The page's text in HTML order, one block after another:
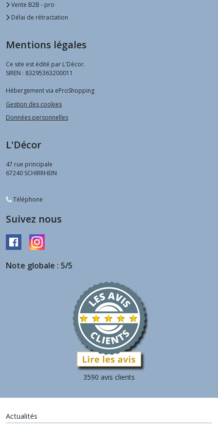
Vente B2B - pro
Délai de rétractation
Mentions légales
Ce site est édité par L'Décor.
SIREN : 83295363200011
Hébergement via eProShopping
Gestion des cookies
Données personnelles
L'Décor
47 rue principale
67240 SCHIRRHEIN
Téléphone
Suivez nous
Note globale : 5/5
3590 avis clients
Actualités